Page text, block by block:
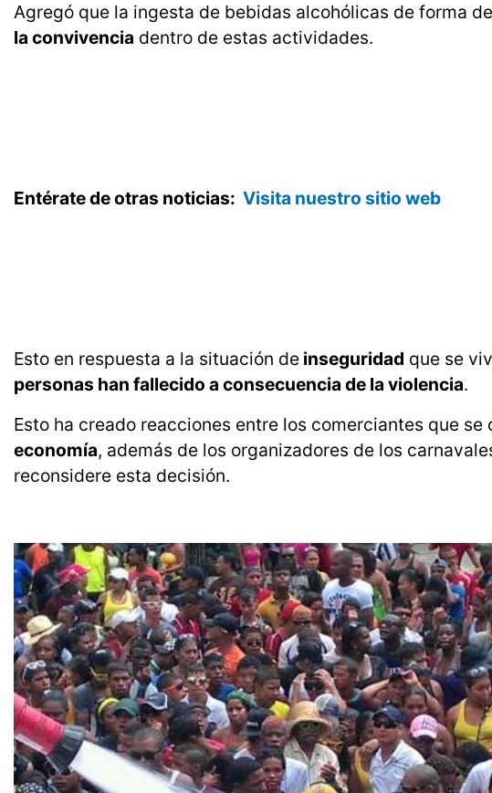
Agregó que la ingesta de bebidas alcohólicas de forma
la convivencia dentro de estas actividades.
Entérate de otras noticias: Visita nuestro sitio web
Esto en respuesta a la situación de inseguridad que se
personas han fallecido a consecuencia de la violencia.
Esto ha creado reacciones entre los comerciantes que
economía, además de los organizadores de los
reconsidere esta decisión.